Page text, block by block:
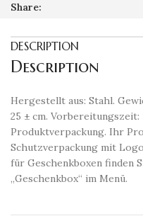
Share:
DESCRIPTION
Description
Hergestellt aus: Stahl.
25 ± cm. Vorbereitungszeit:
Produktverpackung. Ihr
Schutzverpackung mit
für Geschenkboxen finden
„Geschenkbox“ im Menü.